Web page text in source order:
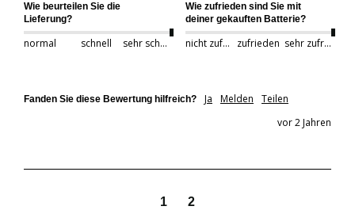
Wie beurteilen Sie die
Lieferung?
normal schnell sehr schnell
Wie zufrieden sind Sie mit
deiner gekauften Batterie?
nicht zufrieden zufrieden sehr zufrieden
Fanden Sie diese Bewertung hilfreich? Ja Melden
Teilen
vor 2 Jahren
1 2